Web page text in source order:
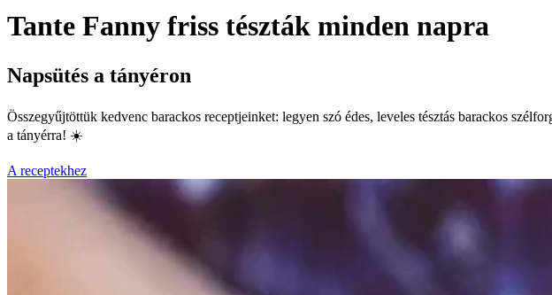
Tante Fanny friss tészták minden napra
Napsütés a tányéron
Összegyűjtöttük kedvenc barackos receptjeinket: legyen szó édes, leveles tésztás barackos
a tányérra! ☀️
A receptekhez